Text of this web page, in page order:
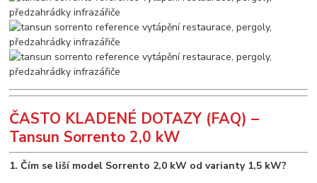
ČASTO KLADENÉ DOTAZY (FAQ) –
Tansun Sorrento 2,0 kW
1. Čím se liší model Sorrento 2,0 kW od varianty 1,5 kW?